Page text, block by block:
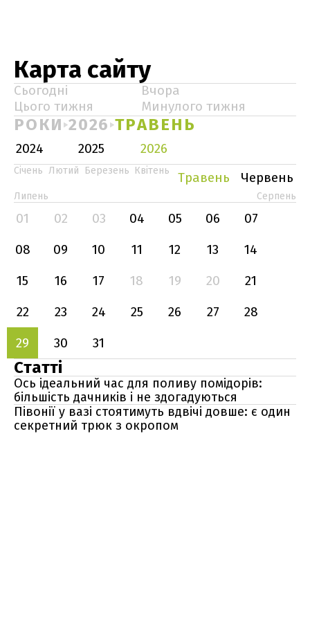
Карта сайту
Сьогодні
Вчора
Цього тижня
Минулого тижня
РОКИ 2026 ТРАВЕНЬ
2024 2025 2026
Січень Лютий Березень Квітень Травень Червень
Липень Серпень
01 02 03 04 05 06
07
08
09 10 11 12 13
14
15
16 17 18 19 20
21
22
23 24 25 26 27
28
29
30 31
Статті
Ось ідеальний час для поливу помідорів:
більшість дачників і не здогадуються
Півонії у вазі стоятимуть вдвічі довше: є один
секретний трюк з окропом